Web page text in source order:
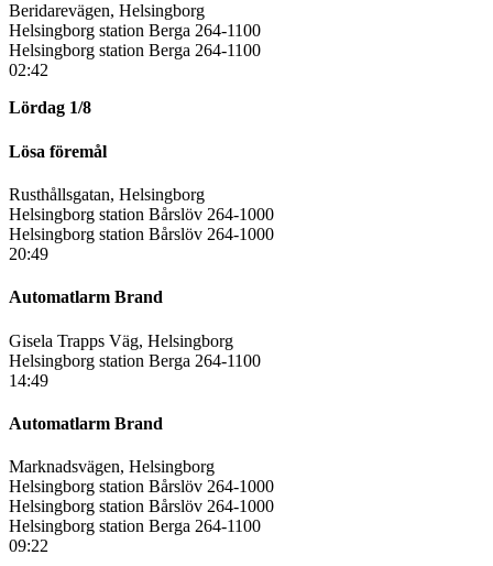
Beridarevägen, Helsingborg
Helsingborg station Berga 264-1100
Helsingborg station Berga 264-1100
02:42
Lördag 1/8
Lösa föremål
Rusthållsgatan, Helsingborg
Helsingborg station Bårslöv 264-1000
Helsingborg station Bårslöv 264-1000
20:49
Automatlarm Brand
Gisela Trapps Väg, Helsingborg
Helsingborg station Berga 264-1100
14:49
Automatlarm Brand
Marknadsvägen, Helsingborg
Helsingborg station Bårslöv 264-1000
Helsingborg station Bårslöv 264-1000
Helsingborg station Berga 264-1100
09:22